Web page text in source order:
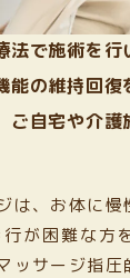
法で施術を行
能の維持回復
ご自宅や介護
は、お体に慢
が困難な方
ッサージ指圧